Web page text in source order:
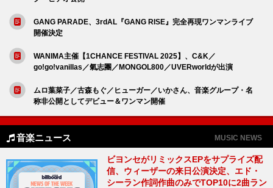
GANG PARADE、3rdAL『GANG RISE』完全再現ワンマンライブ
開催決定
WANIMA主催【1CHANCE FESTIVAL 2025】、C&K／
go!go!vanillas／氣志團／MONGOL800／UVERworldが出演
ムロ葉菜子／古森もぐ／ヒューガー／いかさん、音楽グループ・名
称非公開としてデビュー＆ワンマン開催
音楽ニュース MUSIC NEWS
ビヨンセがリミックスEPをサプライズ配
信、ウィーザーの来日公演決定、エド・
シーラン作詞作曲のみでTOP10に2曲ラン